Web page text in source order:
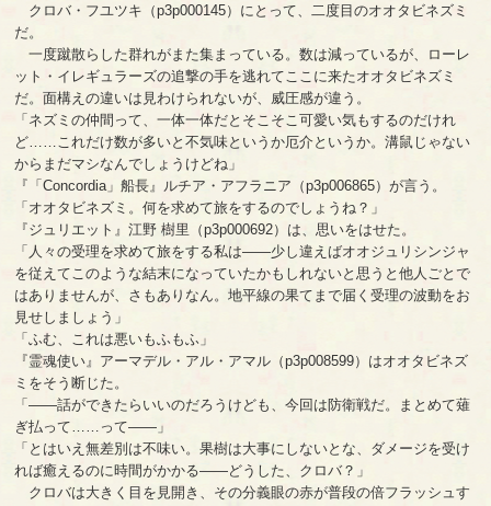
クロバ・フユツキ（p3p000145）にとって、二度目のオオタビネズミ
だ。
一度蹴散らした群れがまた集まっている。数は減っているが、ローレ
ット・イレギュラーズの追撃の手を逃れてここに来たオオタビネズミ
だ。面構えの違いは見わけられないが、威圧感が違う。
「ネズミの仲間って、一体一体だとそこそこ可愛い気もするのだけれ
ど……これだけ数が多いと不気味というか厄介というか。溝鼠じゃない
からまだマシなんでしょうけどね」
『「Concordia」船長』ルチア・アフラニア（p3p006865）が言う。
「オオタビネズミ。何を求めて旅をするのでしょうね？」
『ジュリエット』江野 樹里（p3p000692）は、思いをはせた。
「人々の受理を求めて旅をする私は――少し違えばオオジュリシンジャ
を従えてこのような結末になっていたかもしれないと思うと他人ごとで
はありませんが、さもありなん。地平線の果てまで届く受理の波動をお
見せしましょう」
「ふむ、これは悪いもふもふ」
『霊魂使い』アーマデル・アル・アマル（p3p008599）はオオタビネズ
ミをそう断じた。
「――話ができたらいいのだろうけども、今回は防衛戦だ。まとめて薙
ぎ払って……って――」
「とはいえ無差別は不味い。果樹は大事にしないとな、ダメージを受け
れば癒えるのに時間がかかる――どうした、クロバ？」
クロバは大きく目を見開き、その分義眼の赤が普段の倍フラッシュす